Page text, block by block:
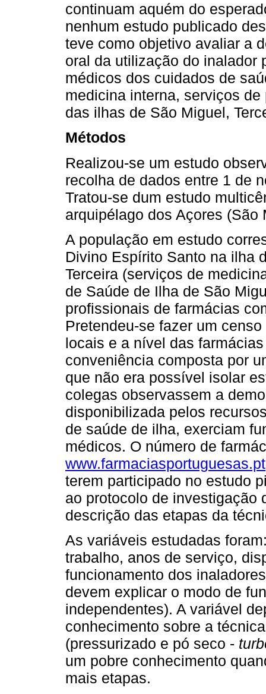
continuam aquém do
nenhum estudo publicado
teve como objetivo avaliar a
oral da utilização do inalador
médicos dos cuidados de
medicina interna, serviços
das ilhas de São Miguel,
Métodos
Realizou-se um estudo
recolha de dados entre 1 de
Tratou-se dum estudo
arquipélago dos Açores (São
A população em estudo
Divino Espírito Santo na ilha
Terceira (serviços de
de Saúde de Ilha de São
profissionais de farmácias
Pretendeu-se fazer um
locais e a nível das
conveniência composta por
que não era possível isolar
colegas observassem a
disponibilizada pelos
de saúde de ilha, exerciam
médicos. O número de
www.farmaciasportuguesas.pt
terem participado no estudo
ao protocolo de investigação
descrição das etapas da
As variáveis estudadas
trabalho, anos de serviço,
funcionamento dos
devem explicar o modo de
independentes). A variável
conhecimento sobre a
(pressurizado e pó seco -
um pobre conhecimento
mais etapas.